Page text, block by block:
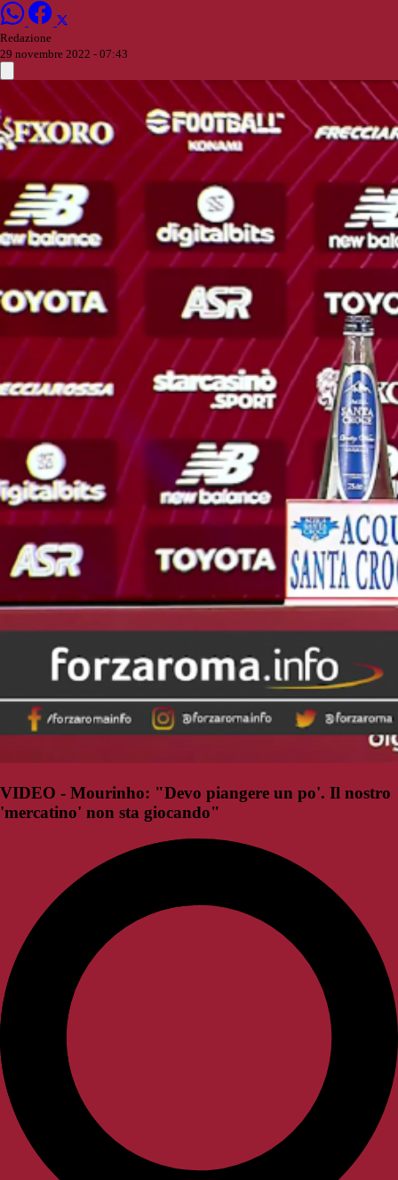
Redazione
29 novembre 2022 - 07:43
VIDEO - Mourinho: "Devo piangere un po'. Il nostro
'mercatino' non sta giocando"